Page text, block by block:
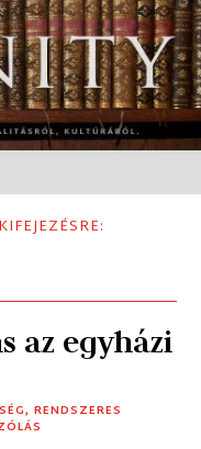
az egyházi
,RENDSZERES